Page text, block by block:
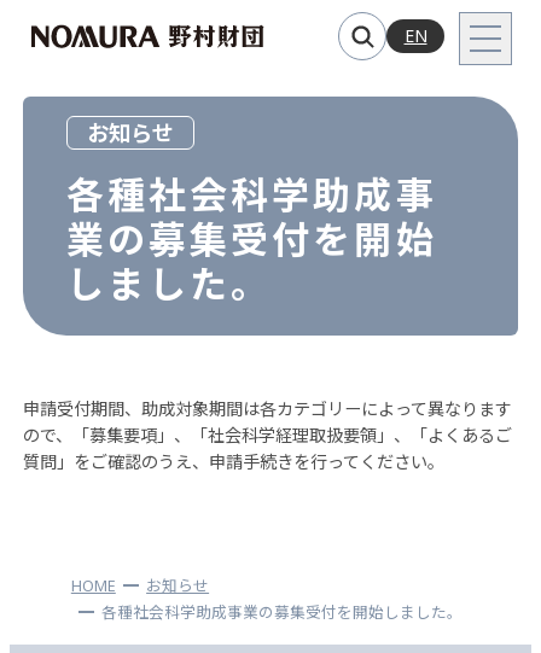
EN
お知らせ
各種社会科学助成事
業の募集受付を開始
しました。
申請受付期間、助成対象期間は各カテゴリーによって異なります
ので、「募集要項」、「社会科学経理取扱要領」、「よくあるご
質問」をご確認のうえ、申請手続きを行ってください。
HOME
お知らせ
各種社会科学助成事業の募集受付を開始しました。